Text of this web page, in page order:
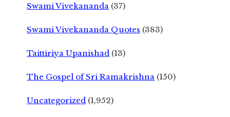
Swami Vivekananda (37)
Swami Vivekananda Quotes (383)
Taittiriya Upanishad (13)
The Gospel of Sri Ramakrishna (150)
Uncategorized (1,952)